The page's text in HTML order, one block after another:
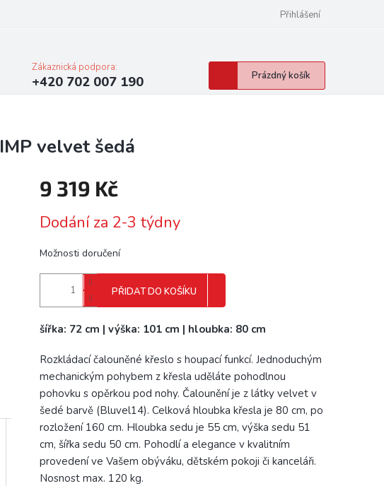
Přihlášení
Zákaznická podpora:
+420 702 007 190
Nákupní
košík
Prázdný košík
velvet šedá
9 319 Kč
cena:
Dodání za 2-3 týdny
Možnosti doručení
PŘIDAT DO KOŠÍKU
šířka: 72 cm | výška: 101 cm | hloubka: 80 cm
Rozkládací čalouněné křeslo s houpací funkcí. Jednoduchým
mechanickým pohybem z křesla uděláte pohodlnou
pohovku s opěrkou pod nohy. Čalounění je z látky velvet v
šedé barvě (Bluvel14). Celková hloubka křesla je 80 cm, po
rozložení 160 cm. Hloubka sedu je 55 cm, výška sedu 51
cm, šířka sedu 50 cm. Pohodlí a elegance v kvalitním
provedení ve Vašem obýváku, dětském pokoji či kanceláři.
Nosnost max. 120 kg.